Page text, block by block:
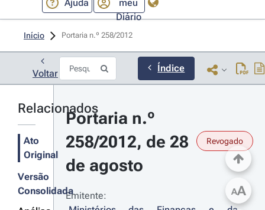
Ajuda
meu
Diário
Início Portaria n.º 258/2012
Voltar Índice
Relacionados
Ato
Original
Versão
Consolidada
Portaria n.º
258/2012, de 28
de agosto
Revogado
Emitente:
AA